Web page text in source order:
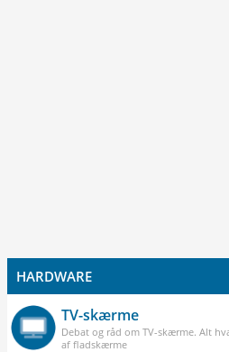
HARDWARE
TV-skærme
Debat og råd om TV-skærme. Alt
af fladskærme